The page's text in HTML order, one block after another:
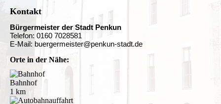
Kontakt
Bürgermeister der Stadt Penkun
Telefon: 0160 7028581
E-Mail: buergermeister@penkun-stadt.de
Orte in der Nähe:
Bahnhof
1 km